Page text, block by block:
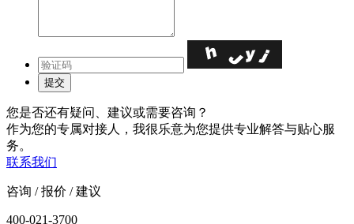
您是否还有疑问、建议或需要咨询？
作为您的专属对接人，我很乐意为您提供专业解答与贴心服
务。
联系我们
咨询 / 报价 / 建议
400-021-3700